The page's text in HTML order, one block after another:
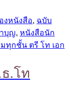
งหนังสือ, ฉบับ
บุญ, หนังสือนัก
ทุกชั้น ตรี โท เอก
.โท